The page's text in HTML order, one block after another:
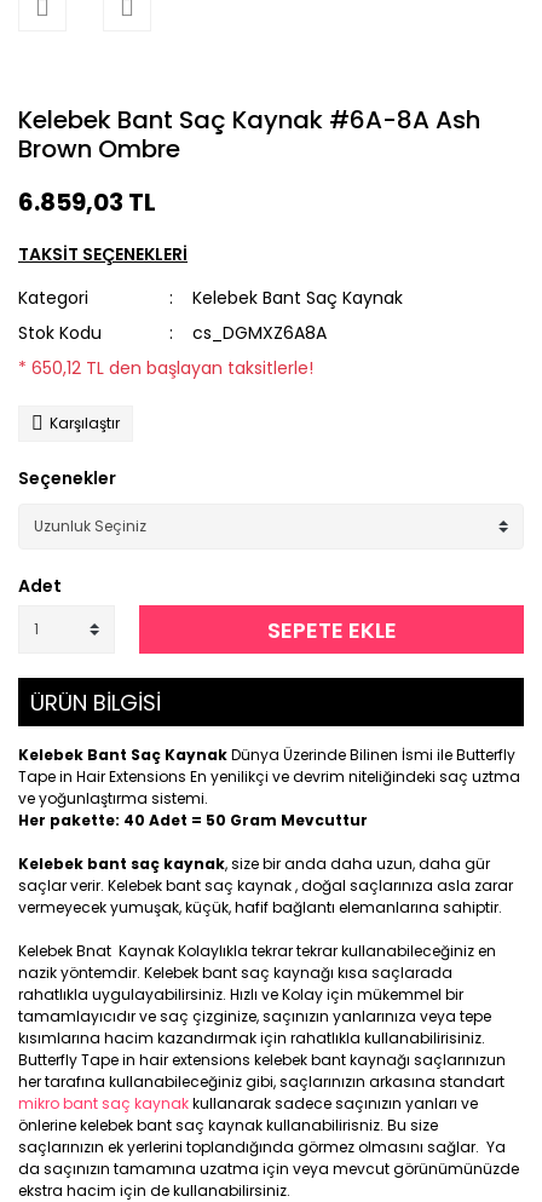
Kelebek Bant Saç Kaynak #6A-8A Ash
Brown Ombre
6.859,03 TL
TAKSİT SEÇENEKLERİ
Kategori
Kelebek Bant Saç Kaynak
Stok Kodu
cs_DGMXZ6A8A
* 650,12 TL den başlayan taksitlerle!
Karşılaştır
Seçenekler
Adet
SEPETE EKLE
ÜRÜN BİLGİSİ
Kelebek Bant Saç KaynakDünya Üzerinde Bilinen İsmi ile Butterfly
Tape in Hair Extensions En yenilikçi ve devrim niteliğindeki saç uztma
ve yoğunlaştırma sistemi.
Her pakette: 40 Adet = 50 Gram Mevcuttur
Kelebek bant saç kaynak, size bir anda daha uzun, daha gür
saçlar verir. Kelebek bant saç kaynak , doğal saçlarınıza asla zarar
vermeyecek yumuşak, küçük, hafif bağlantı elemanlarına sahiptir.
Kelebek Bnat Kaynak Kolaylıkla tekrar tekrar kullanabileceğiniz en
nazik yöntemdir. Kelebek bant saç kaynağı kısa saçlarada
rahatlıkla uygulayabilirsiniz. Hızlı ve Kolay için mükemmel bir
tamamlayıcıdır ve saç çizginize, saçınızın yanlarınıza veya tepe
kısımlarına hacim kazandırmak için rahatlıkla kullanabilirisiniz.
Butterfly Tape in hair extensions kelebek bant kaynağı saçlarınızun
her tarafına kullanabileceğiniz gibi, saçlarınızın arkasına standart
mikro bant saç kaynakkullanarak sadece saçınızın yanları ve
önlerine kelebek bant saç kaynak kullanabilirisniz. Bu size
saçlarınızın ek yerlerini toplandığında görmez olmasını sağlar. Ya
da saçınızın tamamına uzatma için veya mevcut görünümünüzde
ekstra hacim için de kullanabilirsiniz.